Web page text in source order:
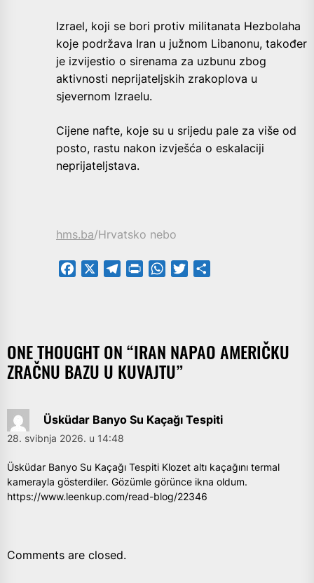
Izrael, koji se bori protiv militanata Hezbolaha
koje podržava Iran u južnom Libanonu, također
je izvijestio o sirenama za uzbunu zbog
aktivnosti neprijateljskih zrakoplova u
sjevernom Izraelu.
Cijene nafte, koje su u srijedu pale za više od
posto, rastu nakon izvješća o eskalaciji
neprijateljstava.
hms.ba/Hrvatsko nebo
Facebook TelegramPrintFriendly
WhatsApp
Twitter
ONE THOUGHT ON “IRAN NAPAO AMERIČKU
ZRAČNU BAZU U KUVAJTU”
Üsküdar Banyo Su Kaçağı Tespiti
28. svibnja 2026. u 14:48
Üsküdar Banyo Su Kaçağı Tespiti Klozet altı kaçağını termal
kamerayla gösterdiler. Gözümle görünce ikna oldum.
https://www.leenkup.com/read-blog/22346
Comments are closed.